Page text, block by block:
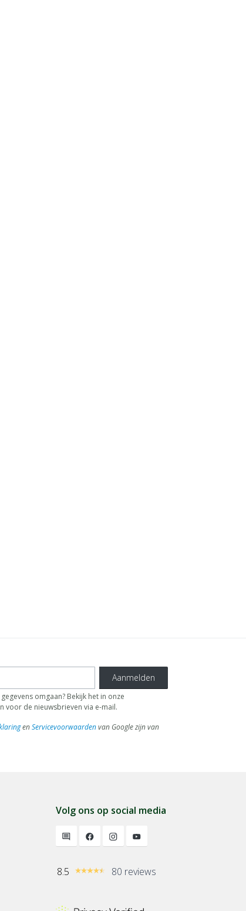
Aanmelden
omgaan? Bekijk het in onze
voor de nieuwsbrieven via e-mail.
enServicevoorwaardenvan Google zijn van
Volg ons op social media
8.5 80 reviews